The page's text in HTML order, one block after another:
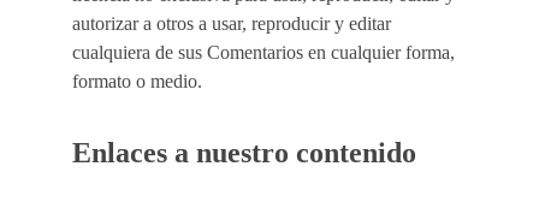
autorizar a otros a usar, reproducir y editar
cualquiera de sus Comentarios en cualquier forma,
formato o medio.
Enlaces a nuestro contenido